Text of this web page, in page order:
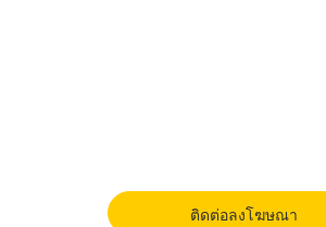
ติดต่อลงโฆษณา